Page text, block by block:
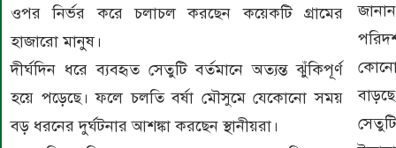
ওপর নির্ভর করে চলাচল করছেন কয়েকটি গ্রামের
হাজারো মানুষ।
দীর্ঘদিন ধরে ব্যবহৃত সেতুটি বর্তমানে অত্যন্ত ঝুঁকিপূর্ণ
হয়ে পড়েছে। ফলে চলতি বর্ষা মৌসুমে যেকোনো সময়
বড় ধরনের দুর্ঘটনার আশঙ্কা করছেন স্থানীয়রা।
কোনো